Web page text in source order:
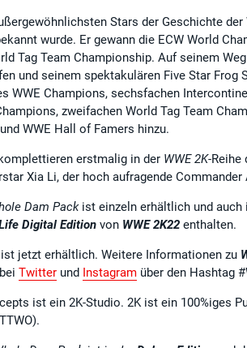
Stars der Geschichte
wurde. Er gewann die ECW World
Tag Team Championship. Auf seinem
und seinem spektakulären Five Star Frog
WWE Champions, sechsfachen
zweifachen World Tag Team
WWE Hall of Famers hinzu.
erstmalig in der WWE 2K-Reihe
Xia Li, der hoch aufragende
Dam Packist einzeln erhältlich und auch
Digital Edition von WWE 2K22 enthalten.
ist jetzt erhältlich. Weitere Informationen zu
Twitter und Instagram über den Hashtag
ist ein 2K-Studio. 2K ist ein 100%iges